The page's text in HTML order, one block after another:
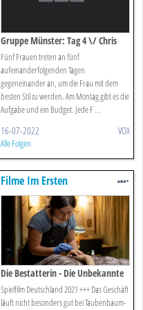
Gruppe Münster: Tag 4 \/ Chris
Fünf Frauen treten an fünf
aufeinanderfolgenden Tagen
gegeneinander an, um die Frau mit dem
besten Stil zu werden. Am Montag gibt es die
Aufgabe und ein Budget. Jede F ...
16-07-2022 VOX
Alle Folgen
Filme Im Ersten
Die Bestatterin - Die Unbekannte
Tote
Spielfilm Deutschland 2021 +++ Das Geschäft
läuft nicht besonders gut bei Taubenbaum-